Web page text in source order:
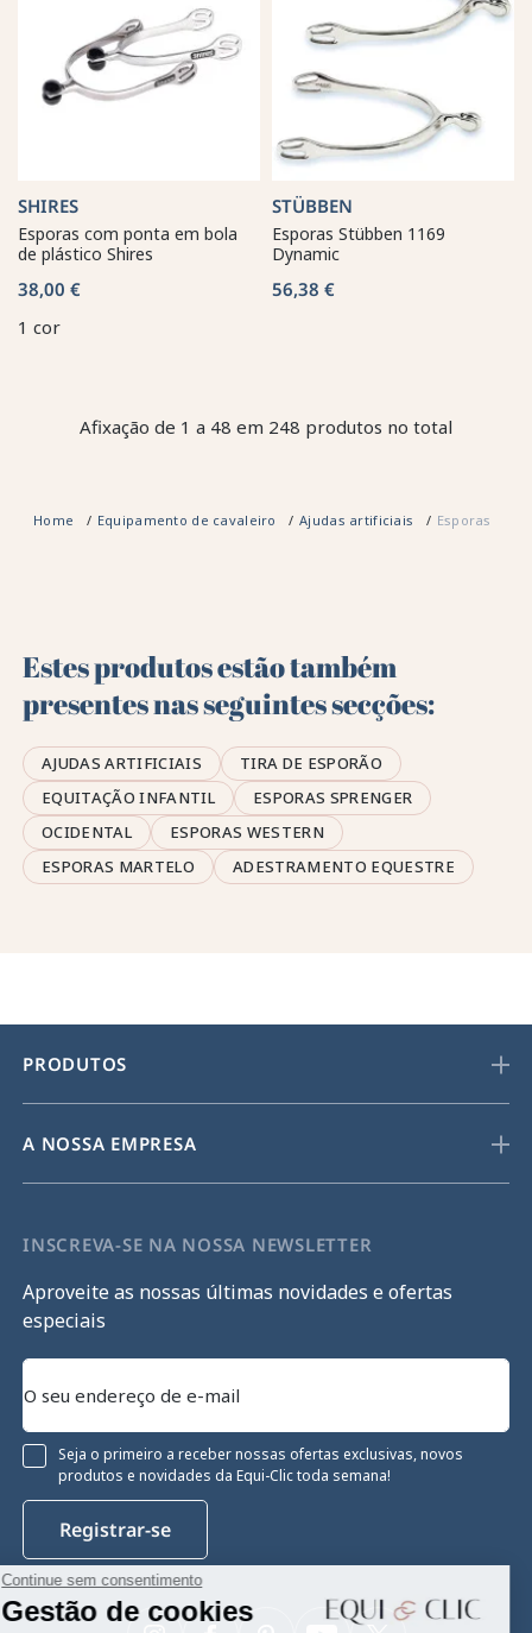
Continue sem consentimento
Gestão de cookies
SHIRES
Esporas com ponta em bola
de plástico Shires
38,00 €
1 cor
STÜBBEN
Esporas Stübben 1169
Dynamic
56,38 €
Afixação de 1 a 48 em 248 produtos no total
Home Equipamento de cavaleiro Ajudas artificiais Esporas
Estes produtos estão também
presentes nas seguintes secções:
AJUDAS ARTIFICIAIS
TIRA DE ESPORÃO
EQUITAÇÃO INFANTIL
ESPORAS SPRENGER
OCIDENTAL
ESPORAS WESTERN
ESPORAS MARTELO
ADESTRAMENTO EQUESTRE
PRODUTOS
A NOSSA EMPRESA
INSCREVA-SE NA NOSSA NEWSLETTER
Aproveite as nossas últimas novidades e ofertas
especiais
Seja o primeiro a receber nossas ofertas exclusivas, novos
produtos e novidades da Equi-Clic toda semana!
Registrar-se